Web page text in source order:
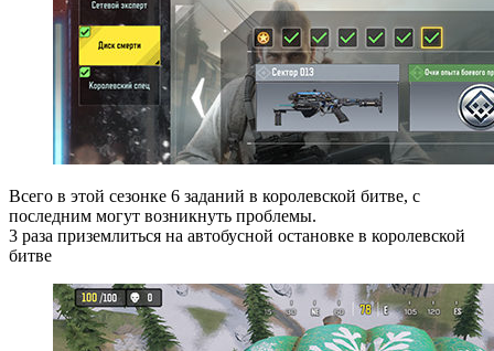
Всего в этой сезонке 6 заданий в королевской битве, с
последним могут возникнуть проблемы.
3 раза приземлиться на автобусной остановке в королевской
битве